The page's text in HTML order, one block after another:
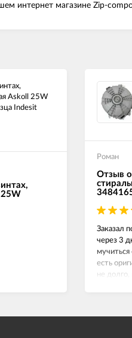
интернет магазине Zip-
Askoll 25W
Indesit
25W
Роман
Отзыв
Заказал
через 3
есть
не